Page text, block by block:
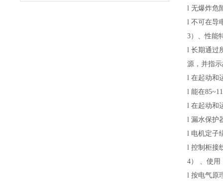
l 无爆炸危
l 不可在导
3）、性能
l 长期通过
源，并指
l 在起动和
l 能在
l 在起动和
l 漏水保护
l 电机定子
l 控制柜接
4）
、使用
l 按电气原